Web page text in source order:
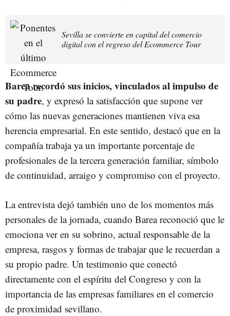
Sevilla se convierte en capital del comercio
digital con el regreso del Ecommerce Tour
Barea recordó sus inicios, vinculados al impulso de
su padre, y expresó la satisfacción que supone ver
cómo las nuevas generaciones mantienen viva esa
herencia empresarial. En este sentido, destacó que en la
compañía trabaja ya un importante porcentaje de
profesionales de la tercera generación familiar, símbolo
de continuidad, arraigo y compromiso con el proyecto.
La entrevista dejó también uno de los momentos más
personales de la jornada, cuando Barea reconoció que le
emociona ver en su sobrino, actual responsable de la
empresa, rasgos y formas de trabajar que le recuerdan a
su propio padre. Un testimonio que conectó
directamente con el espíritu del Congreso y con la
importancia de las empresas familiares en el comercio
de proximidad sevillano.